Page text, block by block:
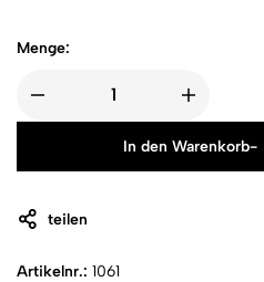
Menge:
In den Warenkorb-
teilen
Artikelnr.: 1061